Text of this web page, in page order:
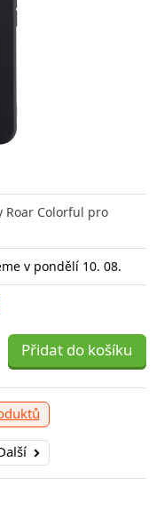
Roar Colorful pro
v pondělí 10. 08.
Přidat do košíku